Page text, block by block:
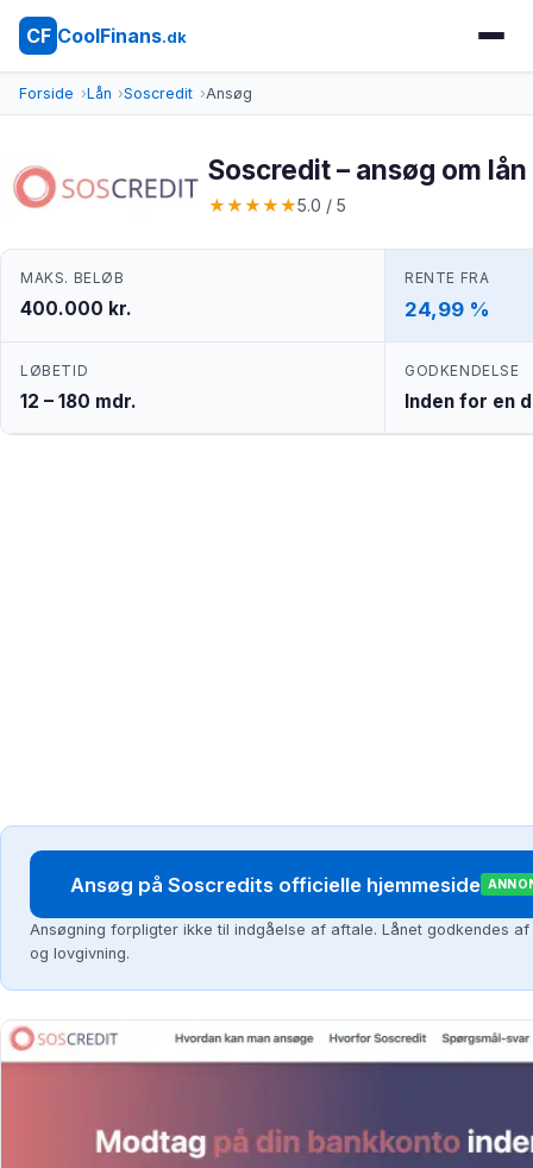
CF CoolFinans.dk
Forside Lån Soscredit Ansøg
Soscredit – ansøg om lån
★★★★★5.0 / 5
MAKS. BELØB
400.000 kr.
RENTE FRA
24,99 %
LØBETID
12 – 180 mdr.
GODKENDELSE
Inden for en
Ansøg på Soscredits officielle hjemmeside
Ansøgning forpligter ikke til indgåelse af aftale. Lånet godkendes
og lovgivning.